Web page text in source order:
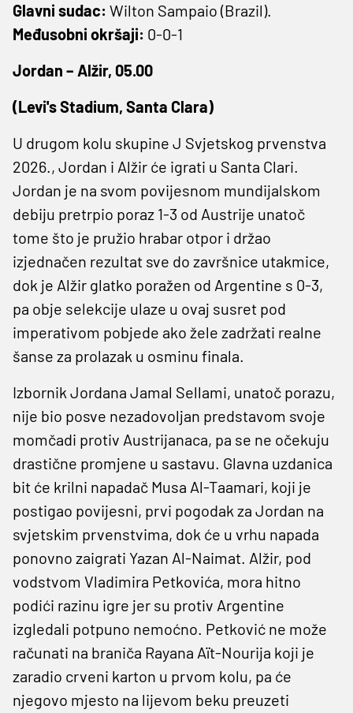
Glavni sudac: Wilton Sampaio (Brazil).
Međusobni okršaji: 0-0-1
Jordan – Alžir, 05.00
(Levi's Stadium, Santa Clara)
U drugom kolu skupine J Svjetskog prvenstva
2026., Jordan i Alžir će igrati u Santa Clari.
Jordan je na svom povijesnom mundijalskom
debiju pretrpio poraz 1-3 od Austrije unatoč
tome što je pružio hrabar otpor i držao
izjednačen rezultat sve do završnice utakmice,
dok je Alžir glatko poražen od Argentine s 0-3,
pa obje selekcije ulaze u ovaj susret pod
imperativom pobjede ako žele zadržati realne
šanse za prolazak u osminu finala.
Izbornik Jordana Jamal Sellami, unatoč porazu,
nije bio posve nezadovoljan predstavom svoje
momčadi protiv Austrijanaca, pa se ne očekuju
drastične promjene u sastavu. Glavna uzdanica
bit će krilni napadač Musa Al-Taamari, koji je
postigao povijesni, prvi pogodak za Jordan na
svjetskim prvenstvima, dok će u vrhu napada
ponovno zaigrati Yazan Al-Naimat. Alžir, pod
vodstvom Vladimira Petkovića, mora hitno
podići razinu igre jer su protiv Argentine
izgledali potpuno nemoćno. Petković ne može
računati na braniča Rayana Aït-Nourija koji je
zaradio crveni karton u prvom kolu, pa će
njegovo mjesto na lijevom beku preuzeti